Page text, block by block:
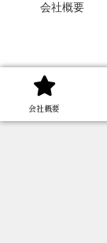
会社概要
会社概要